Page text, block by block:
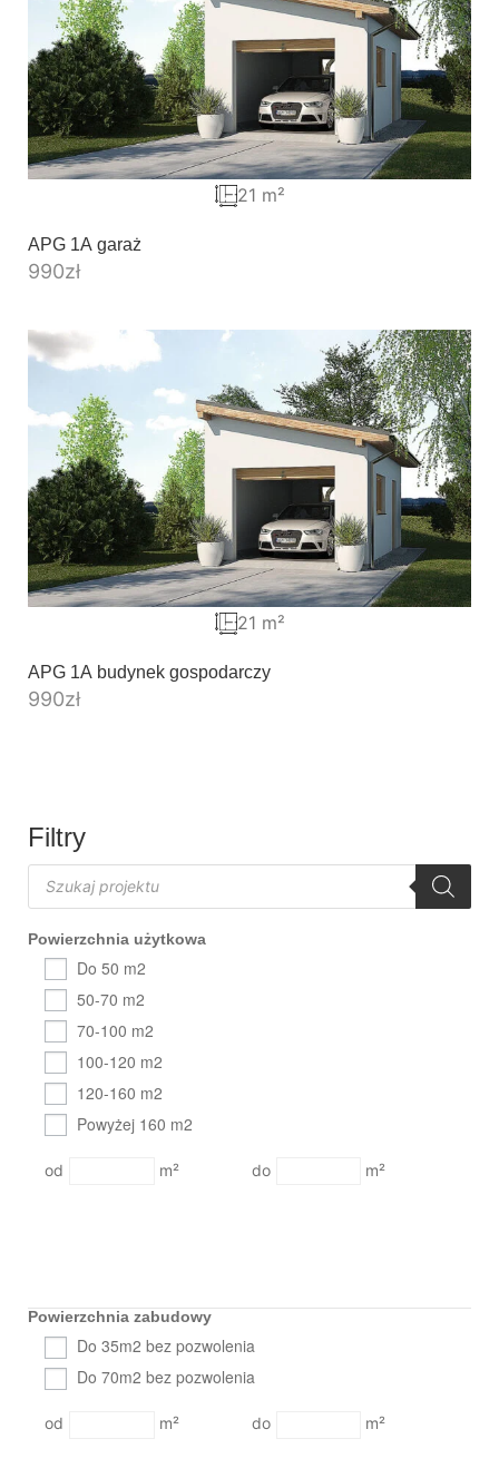
Filtry
Powierzchnia użytkowa
Do 50 m2
50-70 m2
70-100 m2
100-120 m2
120-160 m2
Powyżej 160 m2
m² m²
Powierzchnia zabudowy
Do 35m2 bez pozwolenia
Do 70m2 bez pozwolenia
m² m²
APG 1A garaż
990zł
21 m²
APG 1A budynek gospodarczy
990zł
21 m²